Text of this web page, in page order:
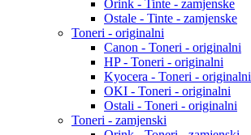
Orink - Tinte - zamjenske
Ostale - Tinte - zamjenske
Toneri - originalni
Canon - Toneri - originalni
HP - Toneri - originalni
Kyocera - Toneri - originalni
OKI - Toneri - originalni
Ostali - Toneri - originalni
Toneri - zamjenski